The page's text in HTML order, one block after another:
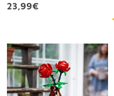
23,99€